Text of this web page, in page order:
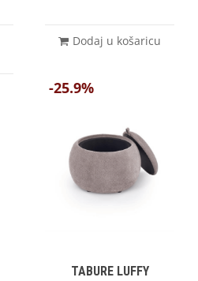
Dodaj u košaricu
-25.9%
TABURE LUFFY